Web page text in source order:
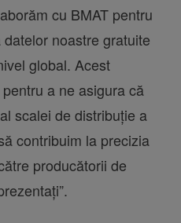
cu BMAT pentru
noastre gratuite
global. Acest
a ne asigura că
scalei de distribuție a
contribuim la precizia
producătorii de